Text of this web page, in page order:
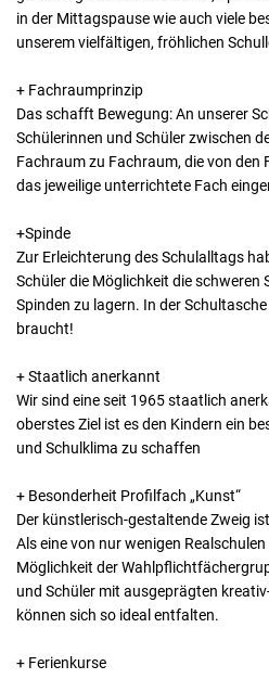
in der Mittagspause wie auch viele
unserem vielfältigen, fröhlichen
+ Fachraumprinzip
Das schafft Bewegung: An unserer
Schülerinnen und Schüler zwischen
Fachraum zu Fachraum, die von den
das jeweilige unterrichtete Fach
+Spinde
Zur Erleichterung des Schulalltags
Schüler die Möglichkeit die schweren
Spinden zu lagern. In der
braucht!
+ Staatlich anerkannt
Wir sind eine seit 1965 staatlich
oberstes Ziel ist es den Kindern ein
und Schulklima zu schaffen
+ Besonderheit Profilfach „Kunst“
Der künstlerisch-gestaltende Zweig
Als eine von nur wenigen
Möglichkeit der
und Schüler mit ausgeprägten
können sich so ideal entfalten.
+ Ferienkurse